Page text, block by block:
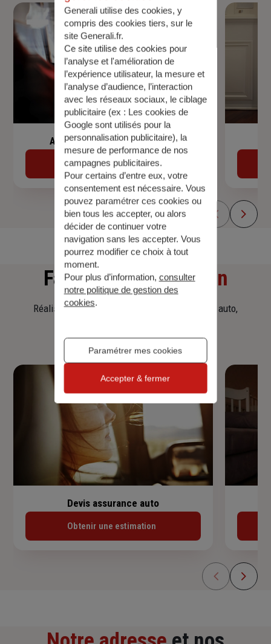
Assurance de prêt immobilier
Découvrir
Faitesune simulation
Réalisez une simulation tarifaire d'assurance, auto,
Devis assurance auto
Obtenir une estimation
Generali utilise des cookies, y
compris des cookies tiers, sur le
site Generali.fr.
Ce site utilise des cookies pour
l’analyse et l'amélioration de
l’expérience utilisateur, la mesure et
l’analyse d’audience, l’interaction
avec les réseaux sociaux, le ciblage
publicitaire (ex : Les cookies de
Google sont utilisés pour la
personnalisation publicitaire), la
mesure de performance de nos
campagnes publicitaires.
Pour certains d’entre eux, votre
consentement est nécessaire. Vous
pouvez paramétrer ces cookies ou
bien tous les accepter, ou alors
décider de continuer votre
navigation sans les accepter. Vous
pourrez modifier ce choix à tout
moment.
Pour plus d’information, consulter
notre politique de gestion des
cookies.
Paramétrer mes cookies
Accepter & fermer